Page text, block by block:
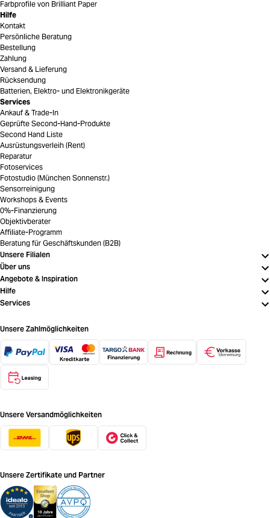
Farbprofile von Brilliant Paper
Hilfe
Kontakt
Persönliche Beratung
Bestellung
Zahlung
Versand & Lieferung
Rücksendung
Batterien, Elektro- und Elektronikgeräte
Services
Ankauf & Trade-In
Geprüfte Second-Hand-Produkte
Second Hand Liste
Ausrüstungsverleih (Rent)
Reparatur
Fotoservices
Fotostudio (München Sonnenstr.)
Sensorreinigung
Workshops & Events
0%-Finanzierung
Objektivberater
Affiliate-Programm
Beratung für Geschäftskunden (B2B)
Unsere Filialen
Über uns
Angebote & Inspiration
Hilfe
Services
Unsere Zahlmöglichkeiten
Unsere Versandmöglichkeiten
Unsere Zertifikate und Partner